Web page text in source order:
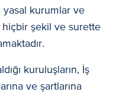
kurumlar ve
şekil ve surette
kuruluşların, İş
ve şartlarına